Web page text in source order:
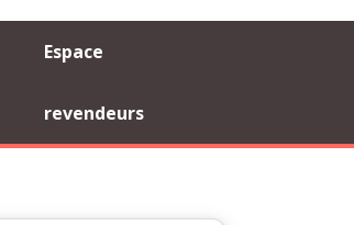
Espace
revendeurs